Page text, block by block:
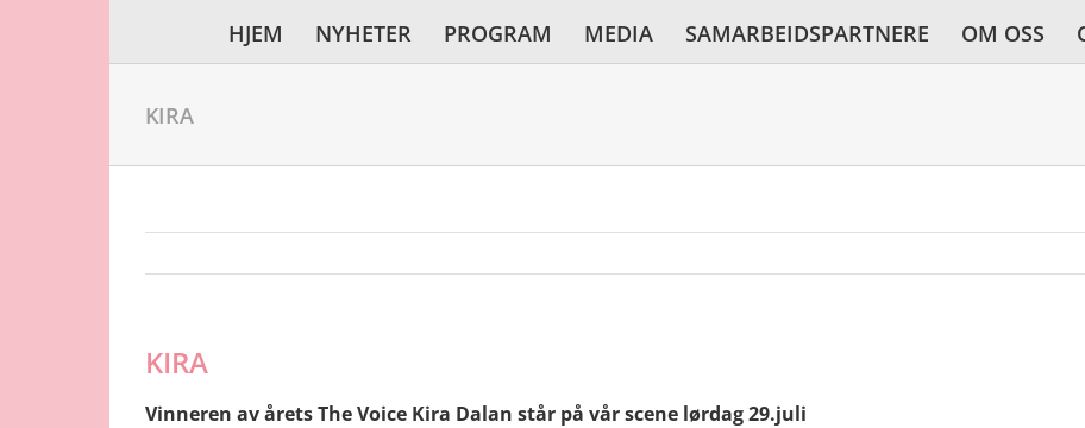
HJEM NYHETER PROGRAM MEDIA SAMARBEIDSPARTNERE OM OSS
KIRA
KIRA
Vinneren av årets The Voice Kira Dalan står på vår scene lørdag 29.juli